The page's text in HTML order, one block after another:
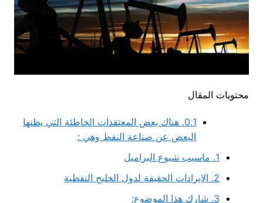
محتويات المقال
0.1. هناك بعض المعتقدات الخاطئة التي يظنها
البعض عن صناعة النفط وهي :
1. ماسبب شيوع البراميل
2. الايرادات الحقيقة لدول الخليج النفطية
3. شارك هذا الموضوع: